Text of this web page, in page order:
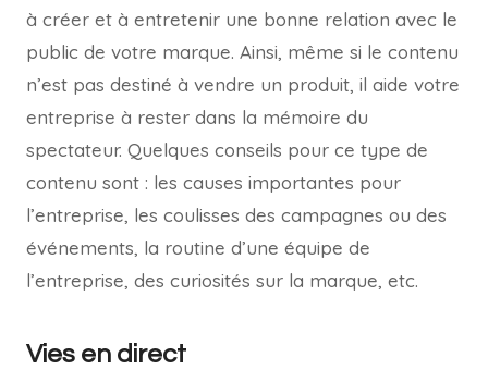
à créer et à entretenir une bonne relation avec le
public de votre marque. Ainsi, même si le contenu
n’est pas destiné à vendre un produit, il aide votre
entreprise à rester dans la mémoire du
spectateur. Quelques conseils pour ce type de
contenu sont : les causes importantes pour
l’entreprise, les coulisses des campagnes ou des
événements, la routine d’une équipe de
l’entreprise, des curiosités sur la marque, etc.
Vies en direct